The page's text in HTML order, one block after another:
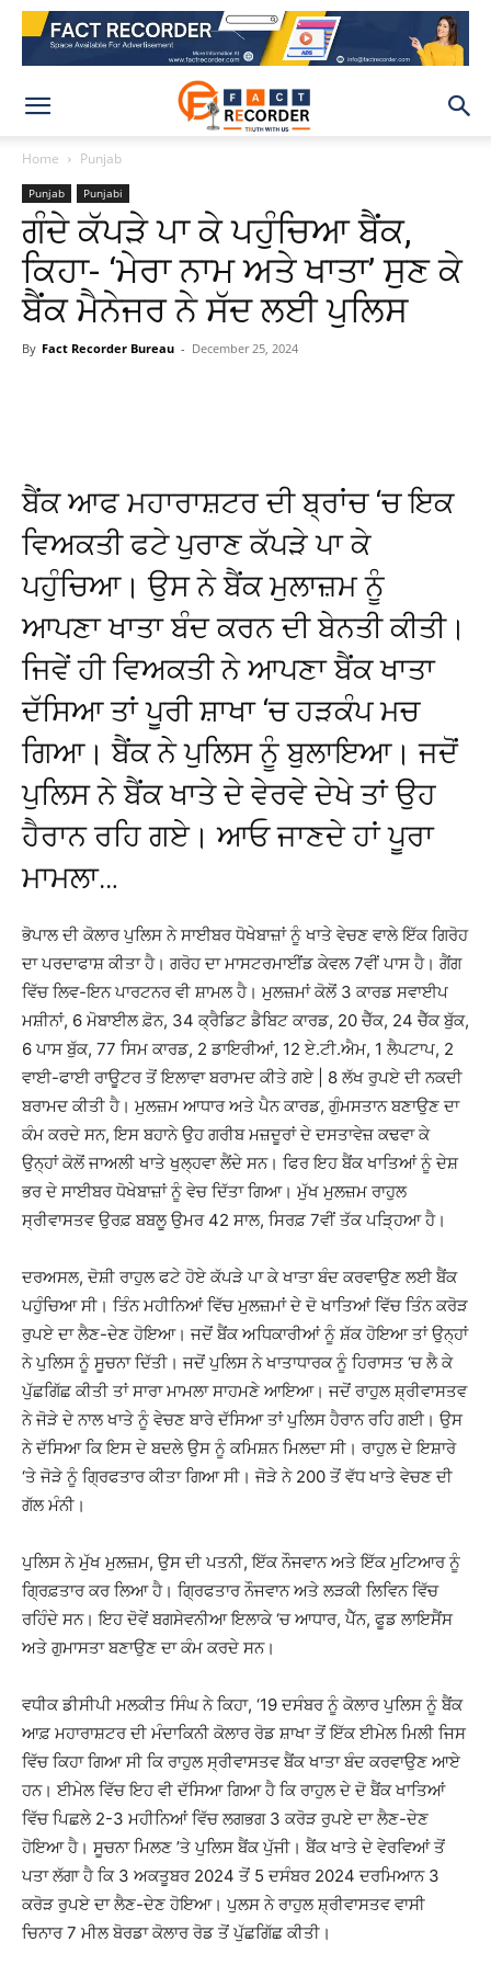
Home Punjab
Punjab Punjabi
ਗੰਦੇ ਕੱਪੜੇ ਪਾ ਕੇ ਪਹੁੰਚਿਆ ਬੈਂਕ,
ਕਿਹਾ- ‘ਮੇਰਾ ਨਾਮ ਅਤੇ ਖਾਤਾ’ ਸੁਣ ਕੇ
ਬੈਂਕ ਮੈਨੇਜਰ ਨੇ ਸੱਦ ਲਈ ਪੁਲਿਸ
By Fact Recorder Bureau - December 25, 2024
ਬੈਂਕ ਆਫ ਮਹਾਰਾਸ਼ਟਰ ਦੀ ਬ੍ਰਾਂਚ ‘ਚ ਇਕ
ਵਿਅਕਤੀ ਫਟੇ ਪੁਰਾਣ ਕੱਪੜੇ ਪਾ ਕੇ
ਪਹੁੰਚਿਆ। ਉਸ ਨੇ ਬੈਂਕ ਮੁਲਾਜ਼ਮ ਨੂੰ
ਆਪਣਾ ਖਾਤਾ ਬੰਦ ਕਰਨ ਦੀ ਬੇਨਤੀ ਕੀਤੀ।
ਜਿਵੇਂ ਹੀ ਵਿਅਕਤੀ ਨੇ ਆਪਣਾ ਬੈਂਕ ਖਾਤਾ
ਦੱਸਿਆ ਤਾਂ ਪੂਰੀ ਸ਼ਾਖਾ ‘ਚ ਹੜਕੰਪ ਮਚ
ਗਿਆ। ਬੈਂਕ ਨੇ ਪੁਲਿਸ ਨੂੰ ਬੁਲਾਇਆ। ਜਦੋਂ
ਪੁਲਿਸ ਨੇ ਬੈਂਕ ਖਾਤੇ ਦੇ ਵੇਰਵੇ ਦੇਖੇ ਤਾਂ ਉਹ
ਹੈਰਾਨ ਰਹਿ ਗਏ। ਆਓ ਜਾਣਦੇ ਹਾਂ ਪੂਰਾ
ਮਾਮਲਾ…
ਭੋਪਾਲ ਦੀ ਕੋਲਾਰ ਪੁਲਿਸ ਨੇ ਸਾਈਬਰ ਧੋਖੇਬਾਜ਼ਾਂ ਨੂੰ ਖਾਤੇ ਵੇਚਣ ਵਾਲੇ ਇੱਕ ਗਿਰੋਹ
ਦਾ ਪਰਦਾਫਾਸ਼ ਕੀਤਾ ਹੈ। ਗਰੋਹ ਦਾ ਮਾਸਟਰਮਾਈਂਡ ਕੇਵਲ 7ਵੀਂ ਪਾਸ ਹੈ। ਗੈਂਗ
ਵਿੱਚ ਲਿਵ-ਇਨ ਪਾਰਟਨਰ ਵੀ ਸ਼ਾਮਲ ਹੈ। ਮੁਲਜ਼ਮਾਂ ਕੋਲੋਂ 3 ਕਾਰਡ ਸਵਾਈਪ
ਮਸ਼ੀਨਾਂ, 6 ਮੋਬਾਈਲ ਫ਼ੋਨ, 34 ਕ੍ਰੈਡਿਟ ਡੈਬਿਟ ਕਾਰਡ, 20 ਚੈੱਕ, 24 ਚੈੱਕ ਬੁੱਕ,
6 ਪਾਸ ਬੁੱਕ, 77 ਸਿਮ ਕਾਰਡ, 2 ਡਾਇਰੀਆਂ, 12 ਏ.ਟੀ.ਐਮ, 1 ਲੈਪਟਾਪ, 2
ਵਾਈ-ਫਾਈ ਰਾਊਟਰ ਤੋਂ ਇਲਾਵਾ ਬਰਾਮਦ ਕੀਤੇ ਗਏ | 8 ਲੱਖ ਰੁਪਏ ਦੀ ਨਕਦੀ
ਬਰਾਮਦ ਕੀਤੀ ਹੈ। ਮੁਲਜ਼ਮ ਆਧਾਰ ਅਤੇ ਪੈਨ ਕਾਰਡ, ਗੁੰਮਸਤਾਨ ਬਣਾਉਣ ਦਾ
ਕੰਮ ਕਰਦੇ ਸਨ, ਇਸ ਬਹਾਨੇ ਉਹ ਗਰੀਬ ਮਜ਼ਦੂਰਾਂ ਦੇ ਦਸਤਾਵੇਜ਼ ਕਢਵਾ ਕੇ
ਉਨ੍ਹਾਂ ਕੋਲੋਂ ਜਾਅਲੀ ਖਾਤੇ ਖੁਲ੍ਹਵਾ ਲੈਂਦੇ ਸਨ। ਫਿਰ ਇਹ ਬੈਂਕ ਖਾਤਿਆਂ ਨੂੰ ਦੇਸ਼
ਭਰ ਦੇ ਸਾਈਬਰ ਧੋਖੇਬਾਜ਼ਾਂ ਨੂੰ ਵੇਚ ਦਿੱਤਾ ਗਿਆ। ਮੁੱਖ ਮੁਲਜ਼ਮ ਰਾਹੁਲ
ਸ੍ਰੀਵਾਸਤਵ ਉਰਫ਼ ਬਬਲੂ ਉਮਰ 42 ਸਾਲ, ਸਿਰਫ਼ 7ਵੀਂ ਤੱਕ ਪੜ੍ਹਿਆ ਹੈ।
ਦਰਅਸਲ, ਦੋਸ਼ੀ ਰਾਹੁਲ ਫਟੇ ਹੋਏ ਕੱਪੜੇ ਪਾ ਕੇ ਖਾਤਾ ਬੰਦ ਕਰਵਾਉਣ ਲਈ ਬੈਂਕ
ਪਹੁੰਚਿਆ ਸੀ। ਤਿੰਨ ਮਹੀਨਿਆਂ ਵਿੱਚ ਮੁਲਜ਼ਮਾਂ ਦੇ ਦੋ ਖਾਤਿਆਂ ਵਿੱਚ ਤਿੰਨ ਕਰੋੜ
ਰੁਪਏ ਦਾ ਲੈਣ-ਦੇਣ ਹੋਇਆ। ਜਦੋਂ ਬੈਂਕ ਅਧਿਕਾਰੀਆਂ ਨੂੰ ਸ਼ੱਕ ਹੋਇਆ ਤਾਂ ਉਨ੍ਹਾਂ
ਨੇ ਪੁਲਿਸ ਨੂੰ ਸੂਚਨਾ ਦਿੱਤੀ। ਜਦੋਂ ਪੁਲਿਸ ਨੇ ਖਾਤਾਧਾਰਕ ਨੂੰ ਹਿਰਾਸਤ ‘ਚ ਲੈ ਕੇ
ਪੁੱਛਗਿੱਛ ਕੀਤੀ ਤਾਂ ਸਾਰਾ ਮਾਮਲਾ ਸਾਹਮਣੇ ਆਇਆ। ਜਦੋਂ ਰਾਹੁਲ ਸ਼੍ਰੀਵਾਸਤਵ
ਨੇ ਜੋੜੇ ਦੇ ਨਾਲ ਖਾਤੇ ਨੂੰ ਵੇਚਣ ਬਾਰੇ ਦੱਸਿਆ ਤਾਂ ਪੁਲਿਸ ਹੈਰਾਨ ਰਹਿ ਗਈ। ਉਸ
ਨੇ ਦੱਸਿਆ ਕਿ ਇਸ ਦੇ ਬਦਲੇ ਉਸ ਨੂੰ ਕਮਿਸ਼ਨ ਮਿਲਦਾ ਸੀ। ਰਾਹੁਲ ਦੇ ਇਸ਼ਾਰੇ
‘ਤੇ ਜੋੜੇ ਨੂੰ ਗ੍ਰਿਫਤਾਰ ਕੀਤਾ ਗਿਆ ਸੀ। ਜੋੜੇ ਨੇ 200 ਤੋਂ ਵੱਧ ਖਾਤੇ ਵੇਚਣ ਦੀ
ਗੱਲ ਮੰਨੀ।
ਪੁਲਿਸ ਨੇ ਮੁੱਖ ਮੁਲਜ਼ਮ, ਉਸ ਦੀ ਪਤਨੀ, ਇੱਕ ਨੌਜਵਾਨ ਅਤੇ ਇੱਕ ਮੁਟਿਆਰ ਨੂੰ
ਗ੍ਰਿਫ਼ਤਾਰ ਕਰ ਲਿਆ ਹੈ। ਗ੍ਰਿਫਤਾਰ ਨੌਜਵਾਨ ਅਤੇ ਲੜਕੀ ਲਿਵਿਨ ਵਿੱਚ
ਰਹਿੰਦੇ ਸਨ। ਇਹ ਦੋਵੇਂ ਬਗਸੇਵਨੀਆ ਇਲਾਕੇ ‘ਚ ਆਧਾਰ, ਪੈੱਨ, ਫੂਡ ਲਾਇਸੈਂਸ
ਅਤੇ ਗੁਮਾਸਤਾ ਬਣਾਉਣ ਦਾ ਕੰਮ ਕਰਦੇ ਸਨ।
ਵਧੀਕ ਡੀਸੀਪੀ ਮਲਕੀਤ ਸਿੰਘ ਨੇ ਕਿਹਾ, ‘19 ਦਸੰਬਰ ਨੂੰ ਕੋਲਾਰ ਪੁਲਿਸ ਨੂੰ ਬੈਂਕ
ਆਫ਼ ਮਹਾਰਾਸ਼ਟਰ ਦੀ ਮੰਦਾਕਿਨੀ ਕੋਲਾਰ ਰੋਡ ਸ਼ਾਖਾ ਤੋਂ ਇੱਕ ਈਮੇਲ ਮਿਲੀ ਜਿਸ
ਵਿੱਚ ਕਿਹਾ ਗਿਆ ਸੀ ਕਿ ਰਾਹੁਲ ਸ੍ਰੀਵਾਸਤਵ ਬੈਂਕ ਖਾਤਾ ਬੰਦ ਕਰਵਾਉਣ ਆਏ
ਹਨ। ਈਮੇਲ ਵਿੱਚ ਇਹ ਵੀ ਦੱਸਿਆ ਗਿਆ ਹੈ ਕਿ ਰਾਹੁਲ ਦੇ ਦੋ ਬੈਂਕ ਖਾਤਿਆਂ
ਵਿੱਚ ਪਿਛਲੇ 2-3 ਮਹੀਨਿਆਂ ਵਿੱਚ ਲਗਭਗ 3 ਕਰੋੜ ਰੁਪਏ ਦਾ ਲੈਣ-ਦੇਣ
ਹੋਇਆ ਹੈ। ਸੂਚਨਾ ਮਿਲਣ ’ਤੇ ਪੁਲਿਸ ਬੈਂਕ ਪੁੱਜੀ। ਬੈਂਕ ਖਾਤੇ ਦੇ ਵੇਰਵਿਆਂ ਤੋਂ
ਪਤਾ ਲੱਗਾ ਹੈ ਕਿ 3 ਅਕਤੂਬਰ 2024 ਤੋਂ 5 ਦਸੰਬਰ 2024 ਦਰਮਿਆਨ 3
ਕਰੋੜ ਰੁਪਏ ਦਾ ਲੈਣ-ਦੇਣ ਹੋਇਆ। ਪੁਲਸ ਨੇ ਰਾਹੁਲ ਸ਼੍ਰੀਵਾਸਤਵ ਵਾਸੀ
ਚਿਨਾਰ 7 ਮੀਲ ਬੋਰਡਾ ਕੋਲਾਰ ਰੋਡ ਤੋਂ ਪੁੱਛਗਿੱਛ ਕੀਤੀ।